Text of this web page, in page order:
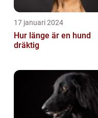
17 januari 2024
Hur länge är en hund
dräktig